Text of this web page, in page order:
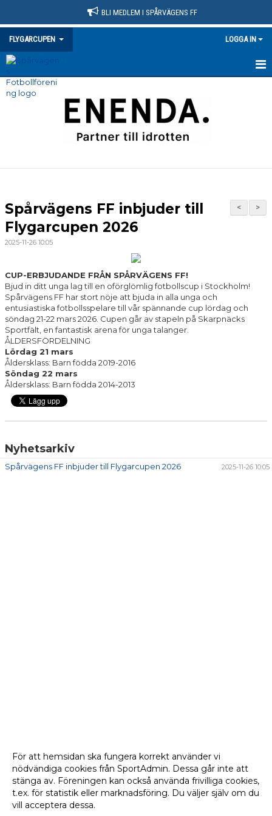
BLI MEDLEM I SPÅRVÄGENS FF
FLYGARCUPEN LOGGA IN
HEM
>
<
Spårvägens FF inbjuder till
Flygarcupen 2026
2025-11-26 10:05
CUP-ERBJUDANDE FRÅN SPÅRVÄGENS FF!
Bjud in ditt unga lag till en oförglömlig fotbollscup i Stockholm!
Spårvägens FF har stort nöje att bjuda in alla unga och
entusiastiska fotbollsspelare till vår spännande cup lördag och
söndag 21-22 mars 2026. Cupen går av stapeln på Skarpnäcks
Sportfält, en fantastisk arena för unga talanger.
ÅLDERSFÖRDELNING
Lördag 21 mars
Åldersklass: Barn födda 2019-2016
Söndag 22 mars
Åldersklass: Barn födda 2014-2013
Nyhetsarkiv
Spårvägens FF inbjuder till Flygarcupen 2026 2025-11-26 10:05
För att hemsidan ska fungera korrekt använder vi
nödvändiga cookies från SportAdmin. Dessa går inte att
stänga av. Föreningen kan också använda frivilliga cookies,
t.ex. för statistik eller marknadsföring. Du väljer själv om du
vill acceptera dessa.